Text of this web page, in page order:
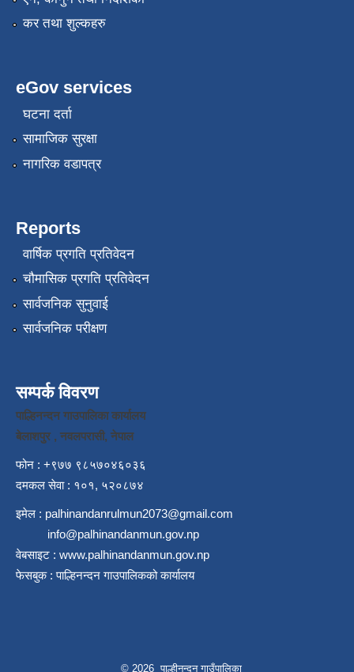
कर तथा शुल्कहरु
eGov services
घटना दर्ता
सामाजिक सुरक्षा
नागरिक वडापत्र
Reports
वार्षिक प्रगति प्रतिवेदन
चौमासिक प्रगति प्रतिवेदन
सार्वजनिक सुनुवाई
सार्वजनिक परीक्षण
सम्पर्क विवरण
पाल्हिनन्दन गाउपालिका कार्यालय
बेलाशपुर , नवलपरासी, नेपाल
फोन : +९७७ ९८५७०४६०३६
दमकल सेवा : १०१, ५२०८७४
इमेल : palhinandanrulmun2073@gmail.com
info@palhinandanmun.gov.np
वेबसाइट : www.palhinandanmun.gov.np
फेसबुक :पाल्हिनन्दन गाउपालिकको कार्यालय
© 2026 पाल्हीनन्दन गाउँपालिका